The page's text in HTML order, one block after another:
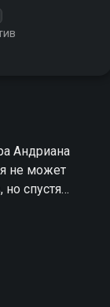
Андриана
не может
спустя
Фабиану.